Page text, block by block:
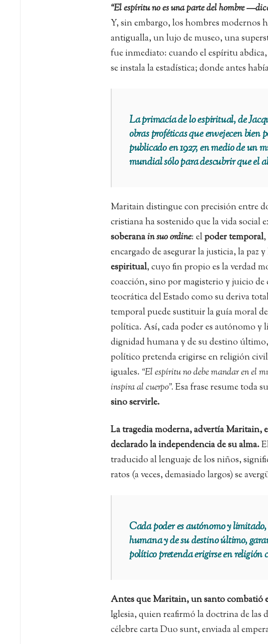
“El espíritu no es una parte del hombre
Y, sin embargo, los hombres modernos
antigualla, un lujo de museo, una
fue inmediato: cuando el espíritu
se instala la estadística; donde antes
La primacía de lo espiritual, de
obras proféticas que envejecen bien
publicado en 1927, en medio de un
mundial sólo para descubrir que el
Maritain distingue con precisión entre
cristiana ha sostenido que la vida social
soberanain suo ordine: elpoder temporal,
encargado de asegurar la justicia, la paz
espiritual, cuyo fin propio es la verdad
coacción, sino por magisterio y juicio
teocrática del Estado como su deriva
temporal puede sustituir la guía moral
política. Así, cada poder es autónomo y
dignidad humana y de su destino
político pretenda erigirse en religión
iguales. “El espíritu no debe mandar en el
inspira al cuerpo”.Esa frase resume toda
sino servirle.
La tragedia moderna, advertía Maritain,
declarado la independencia de su alma.
traducido al lenguaje de los niños,
ratos (a veces, demasiado largos) se
Cada poder es autónomo y
humana y de su destino último,
político pretenda erigirse en religión
Antes que Maritain, un santo combatió
Iglesia, quien reafirmó la doctrina de las
célebre carta Duo sunt, enviada al